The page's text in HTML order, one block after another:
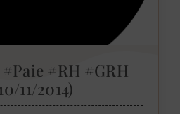
#RH #GRH
11/2014)